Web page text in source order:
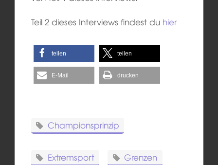
Teil 2 dieses Interviews findest du hier
teilen teilen
E-Mail drucken
Championsprinzip
Extremsport Grenzen